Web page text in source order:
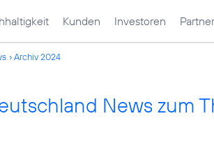
Kunden Investoren Partner
Archiv 2024
News zum